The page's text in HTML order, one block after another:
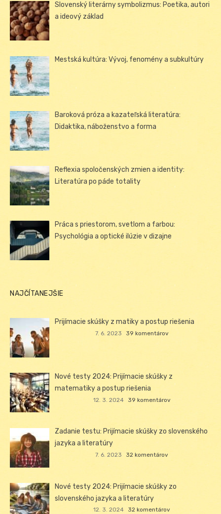
Slovenský literárny symbolizmus: Poetika, autori
a ideový základ
Mestská kultúra: Vývoj, fenomény a subkultúry
Baroková próza a kazateľská literatúra:
Didaktika, náboženstvo a forma
Reflexia spoločenských zmien a identity:
Literatúra po páde totality
Práca s priestorom, svetlom a farbou:
Psychológia a optické ilúzie v dizajne
NAJČÍTANEJŠIE
Prijímacie skúšky z matiky a postup riešenia
7. 6. 2023 39 komentárov
Nové testy 2024: Prijímacie skúšky z
matematiky a postup riešenia
12. 3. 2024 39 komentárov
Zadanie testu: Prijímacie skúšky zo slovenského
jazyka a literatúry
7. 6. 2023 32 komentárov
Nové testy 2024: Prijímacie skúšky zo
slovenského jazyka a literatúry
12. 3. 2024 32 komentárov